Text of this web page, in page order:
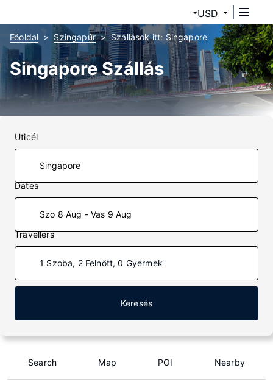
USD
Főoldal Szingapúr Szállások itt: Singapore
Singapore Szállás
Uticél
Dates
Szo 8 Aug - Vas 9 Aug
Travellers
1 Szoba, 2 Felnőtt, 0 Gyermek
Keresés
Search Map POI Nearby